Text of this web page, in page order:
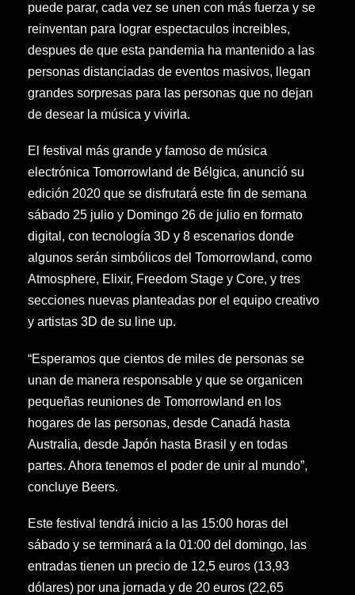
puede parar, cada vez se unen con más fuerza y se
reinventan para lograr espectaculos increibles,
despues de que esta pandemia ha mantenido a las
personas distanciadas de eventos masivos, llegan
grandes sorpresas para las personas que no dejan
de desear la música y vivirla.
El festival más grande y famoso de música
electrónica Tomorrowland de Bélgica, anunció su
edición 2020 que se disfrutará este fin de semana
sábado 25 julio y Domingo 26 de julio en formato
digital, con tecnología 3D y 8 escenarios donde
algunos serán simbólicos del Tomorrowland, como
Atmosphere, Elixir, Freedom Stage y Core, y tres
secciones nuevas planteadas por el equipo creativo
y artistas 3D de su line up.
“Esperamos que cientos de miles de personas se
unan de manera responsable y que se organicen
pequeñas reuniones de Tomorrowland en los
hogares de las personas, desde Canadá hasta
Australia, desde Japón hasta Brasil y en todas
partes. Ahora tenemos el poder de unir al mundo”,
concluye Beers.
Este festival tendrá inicio a las 15:00 horas del
sábado y se terminará a la 01:00 del domingo, las
entradas tienen un precio de 12,5 euros (13,93
dólares) por una jornada y de 20 euros (22,65